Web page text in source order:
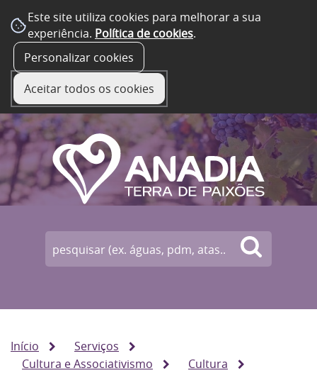
Este site utiliza cookies para melhorar a sua
experiência. Política de cookies.
Personalizar cookies
Aceitar todos os cookies
Início
Serviços
Cultura e Associativismo
Cultura